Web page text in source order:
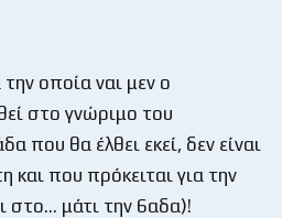
οποία ναι μεν ο
στο γνώριμο του
που θα έλθει εκεί, δεν είναι
και που πρόκειται για την
στο… μάτι την 6αδα)!